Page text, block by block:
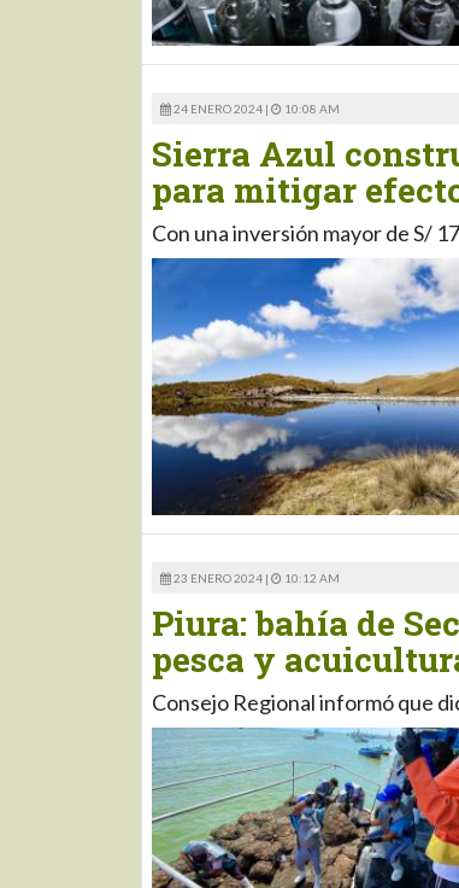
24 ENERO 2024 | 10:08 AM
Sierra Azul
para mitigar
Con una inversión mayor de S/
23 ENERO 2024 | 10:12 AM
Piura: bahía de
pesca y
Consejo Regional informó que